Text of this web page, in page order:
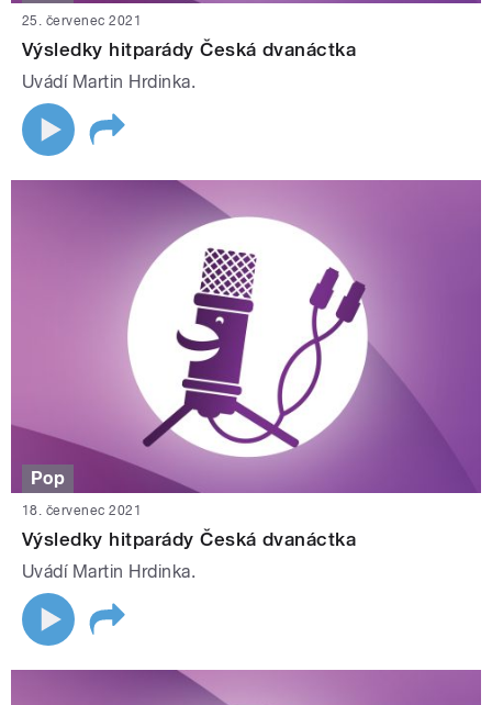
25. červenec 2021
Výsledky hitparády Česká dvanáctka
Uvádí Martin Hrdinka.
Pop
18. červenec 2021
Výsledky hitparády Česká dvanáctka
Uvádí Martin Hrdinka.